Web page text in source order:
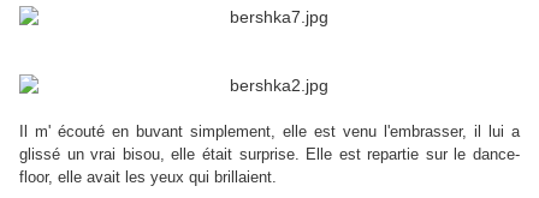
Il m' écouté en buvant simplement, elle est venu l'embrasser, il lui a
glissé un vrai bisou, elle était surprise. Elle est repartie sur le dance-
floor, elle avait les yeux qui brillaient.